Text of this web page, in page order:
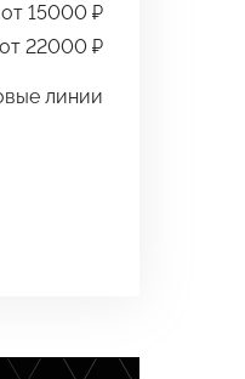
15000 ₽
22000 ₽
линии